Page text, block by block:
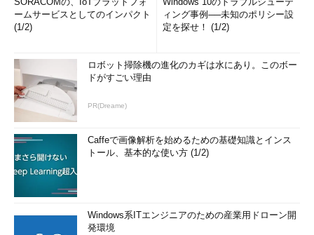
ームサービスとしてのインパクト
(1/2)
ィング事例──未知のポリシー設
定を探せ！ (1/2)
ロボット掃除機の進化のカギは水にあり。このボー
ドがすごい理由
PR(Dreame)
Caffeで画像解析を始めるための基礎知識とインス
トール、基本的な使い方 (1/2)
Windows系ITエンジニアのための産業用ドローン開
発環境